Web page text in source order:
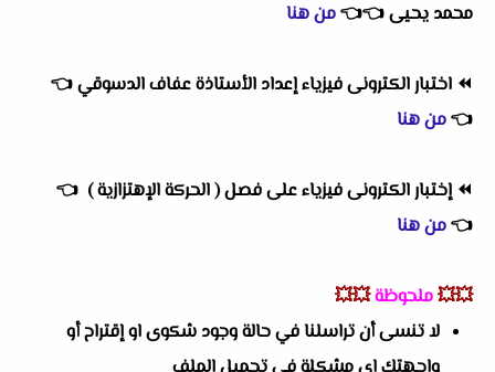
محمد يحيى👈
👈من هنا
⏪ اختبار الكترونى فيزياء إعداد الأستاذة عفاف الدسوقي👈
👈من هنا
⏪إختبار الكترونى فيزياء على فصل ( الحركة الإهتزازية ) 👈
👈من هنا
💥💥ملحوظة💥💥
لا تنسى أن تراسلنا في حالة وجود شكوى او إقتراح أو